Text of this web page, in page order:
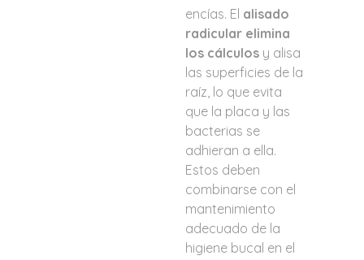
encías. El alisado
radicular elimina
los cálculos y alisa
las superficies de la
raíz, lo que evita
que la placa y las
bacterias se
adhieran a ella.
Estos deben
combinarse con el
mantenimiento
adecuado de la
higiene bucal en el